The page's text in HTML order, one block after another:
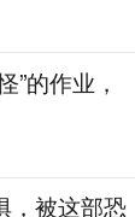
”的作业，
，被这部恐